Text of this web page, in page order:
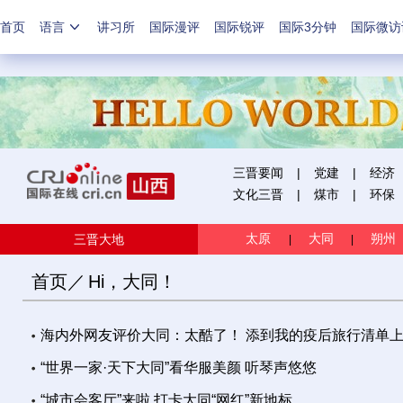
首页 语言 讲习所 国际漫评 国际锐评 国际3分钟 国际微
三晋要闻 | 党建 |
经济
文化三晋
| 煤市 | 环保
三晋大地 太原 大同 朔州
首页／ Hi，大同！
海内外网友评价大同：太酷了！ 添到我的疫后旅行清单上
“世界一家·天下大同”看华服美颜 听琴声悠悠
“城市会客厅”来啦 打卡大同“网红”新地标